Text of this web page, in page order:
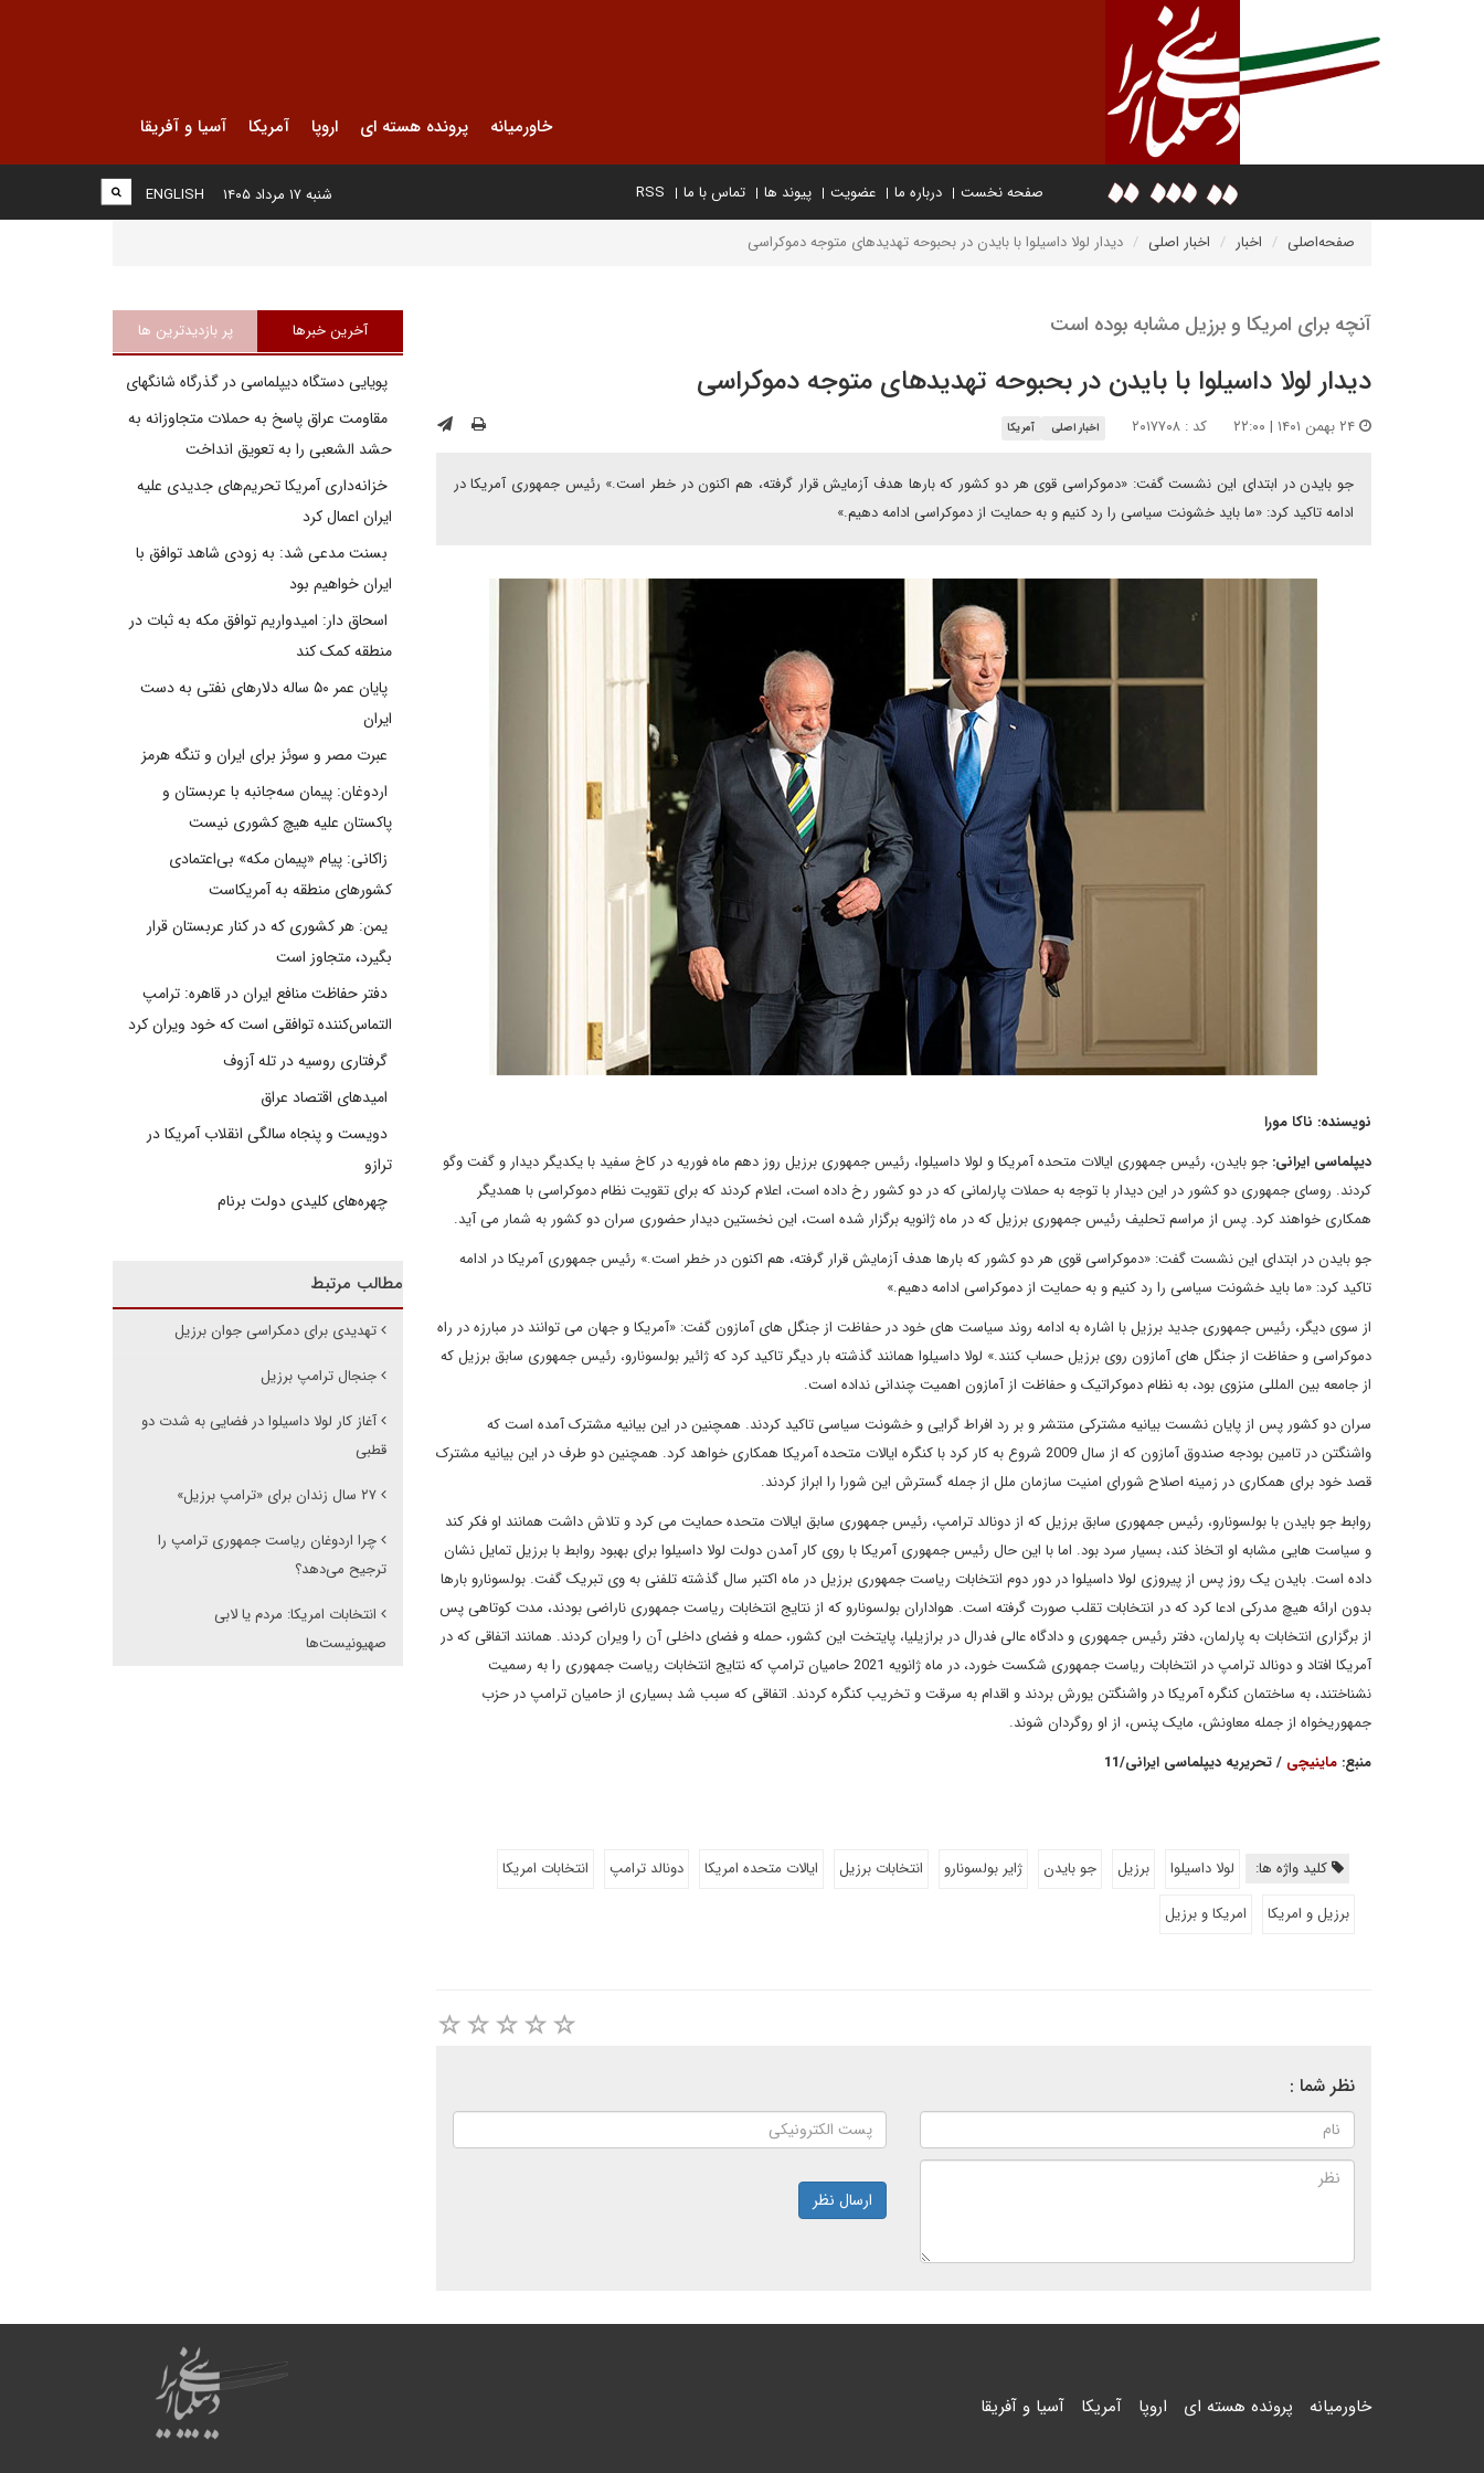
خاورمیانه پرونده هسته ای اروپا آمریکا آسیا و آفریقا
صفحه نخست درباره ما عضویت پیوند ها تماس با ما RSS
ENGLISH شنبه ۱۷ مرداد ۱۴۰۵
صفحه‌اصلی اخبار اخبار اصلی دیدار لولا داسیلوا با بایدن در بحبوحه تهدیدهای متوجه دموکراسی
آنچه برای امریکا و برزیل مشابه بوده است
دیدار لولا داسیلوا با بایدن در بحبوحه تهدیدهای متوجه دموکراسی
کد : ۲۰۱۷۷۰۸ اخبار اصلی آمریکا
جو بایدن در ابتدای این نشست گفت: «دموکراسی قوی هر دو کشور که بارها هدف آزمایش قرار گرفته، هم اکنون در خطر است.» رئیس جمهوری آمریکا در
ادامه تاکید کرد: «‌ما باید خشونت سیاسی را رد کنیم و به حمایت از دموکراسی ادامه دهیم.»‌
نویسنده: ناکا مورا
دیپلماسی ایرانی: جو بایدن، رئیس جمهوری ایالات متحده آمریکا و لولا داسیلوا، رئیس جمهوری برزیل روز دهم ماه فوریه در کاخ سفید با یکدیگر دیدار و گفت وگو
کردند. روسای جمهوری دو کشور در این دیدار با توجه به حملات پارلمانی که در دو کشور رخ داده است، اعلام کردند که برای تقویت نظام دموکراسی با همدیگر
همکاری خواهند کرد. پس از مراسم تحلیف رئیس جمهوری برزیل که در ماه ژانویه برگزار شده است، این نخستین دیدار حضوری سران دو کشور به شمار می آید.
جو بایدن در ابتدای این نشست گفت: «دموکراسی قوی هر دو کشور که بارها هدف آزمایش قرار گرفته، هم اکنون در خطر است.» رئیس جمهوری آمریکا در ادامه
تاکید کرد: «‌ما باید خشونت سیاسی را رد کنیم و به حمایت از دموکراسی ادامه دهیم.»‌
از سوی دیگر، رئیس جمهوری جدید برزیل با اشاره به ادامه روند سیاست های خود در حفاظت از جنگل های آمازون گفت: «آمریکا و جهان می توانند در مبارزه در راه
دموکراسی و حفاظت از جنگل های آمازون روی برزیل حساب کنند.»‌ لولا داسیلوا همانند گذشته بار دیگر تاکید کرد که ژائیر بولسونارو، رئیس جمهوری سابق برزیل که
از جامعه بین المللی منزوی بود،‌ به نظام دموکراتیک و حفاظت از آمازون اهمیت چندانی نداده است.
سران دو کشور پس از پایان نشست بیانیه مشترکی منتشر و بر رد افراط گرایی و خشونت سیاسی تاکید کردند. همچنین در این بیانیه مشترک آمده است که
واشنگتن در تامین بودجه صندوق آمازون که از سال 2009 شروع به کار کرد با کنگره ایالات متحده آمریکا همکاری خواهد کرد. همچنین دو طرف در این بیانیه مشترک
قصد خود برای همکاری در زمینه اصلاح شورای امنیت سازمان ملل از جمله گسترش این شورا را ابراز کردند.
روابط جو بایدن با بولسونارو، رئیس جمهوری سابق برزیل که از دونالد ترامپ، رئیس جمهوری سابق ایالات متحده حمایت می کرد و تلاش داشت همانند او فکر کند
و سیاست هایی مشابه او اتخاذ کند، بسیار سرد بود. اما با این حال رئیس جمهوری آمریکا با روی کار آمدن دولت لولا داسیلوا برای بهبود روابط با برزیل تمایل نشان
داده است. بایدن یک روز پس از پیروزی لولا داسیلوا در دور دوم انتخابات ریاست جمهوری برزیل در ماه اکتبر سال گذشته تلفنی به وی تبریک گفت. بولسونارو بارها
بدون ارائه هیچ مدرکی ادعا کرد که در انتخابات تقلب صورت گرفته است. هواداران بولسونارو که از نتایج انتخابات ریاست جمهوری ناراضی بودند، مدت کوتاهی پس
از برگزاری انتخابات‌ به پارلمان، دفتر رئیس جمهوری و دادگاه عالی فدرال در برازیلیا، پایتخت این کشور، حمله و فضای داخلی آن را ویران کردند. همانند اتفاقی که در
آمریکا افتاد و دونالد ترامپ در انتخابات ریاست جمهوری شکست خورد، در ماه ژانویه 2021 حامیان ترامپ که نتایج انتخابات ریاست جمهوری را به رسمیت
نشناختند، به ساختمان کنگره آمریکا در واشنگتن یورش بردند و اقدام به سرقت و تخریب کنگره کردند. اتفاقی که سبب شد بسیاری از حامیان ترامپ در حزب
جمهوریخواه از جمله معاونش، مایک پنس، از او روگردان شوند.
منبع: ماینیچی / تحریریه دیپلماسی ایرانی/11
کلید واژه ها: لولا داسیلوا برزیل جو بایدن ژایر بولسونارو انتخابات برزیل ایالات متحده امریکا دونالد ترامپ
انتخابات امریکا
برزیل و امریکا
امریکا و برزیل
نظر شما :
ارسال نظر
آخرین خبرها پر بازدیدترین ها
پویایی دستگاه دیپلماسی در گذرگاه شانگهای
مقاومت عراق پاسخ به حملات متجاوزانه به
حشد الشعبی را به تعویق انداخت
خزانه‌داری آمریکا تحریم‌های جدیدی علیه
ایران اعمال کرد
بسنت مدعی شد: به زودی شاهد توافق با
ایران خواهیم بود
اسحاق دار: امیدواریم توافق مکه به ثبات در
منطقه کمک کند
پایان عمر ۵۰ ساله دلارهای نفتی به دست
ایران
عبرت مصر و سوئز برای ایران و تنگه هرمز
اردوغان: پیمان سه‌جانبه با عربستان و
پاکستان علیه هیچ کشوری نیست
زاکانی: پیام «پیمان مکه» بی‌اعتمادی
کشورهای منطقه به آمریکاست
یمن: هر کشوری که در کنار عربستان قرار
بگیرد، متجاوز است
دفتر حفاظت منافع ایران در قاهره: ترامپ
التماس‌کننده توافقی است که خود ویران کرد
گرفتاری روسیه در تله آزوف
امیدهای اقتصاد عراق
دویست و پنجاه سالگی انقلاب آمریکا در
ترازو
چهره‌های کلیدی دولت برنام
مطالب مرتبط
تهدیدی برای دمکراسی جوان برزیل
جنجال ترامپ برزیل
آغاز کار لولا داسیلوا در فضایی به شدت دو
قطبی
۲۷ سال زندان برای «ترامپ برزیل»
چرا اردوغان ریاست جمهوری ترامپ را
ترجیح می‌دهد؟
انتخابات امریکا: مردم یا لابی
صهیونیست‌ها
خاورمیانه پرونده هسته ای اروپا آمریکا آسیا و آفریقا